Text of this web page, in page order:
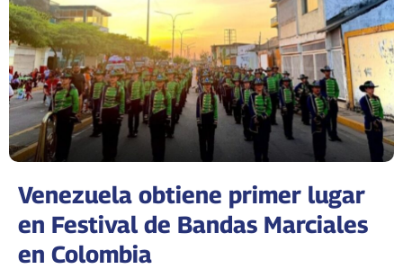
Venezuela obtiene primer lugar
en Festival de Bandas Marciales
en Colombia